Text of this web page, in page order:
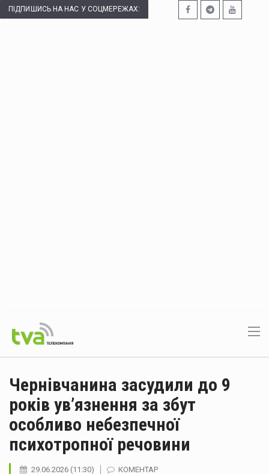
ПІДПИШИСЬ НА НАС У СОЦМЕРЕЖАХ:
Чернівчанина засудили до 9
років ув’язнення за збут
особливо небезпечної
психотропної речовини
29.06.2026 (11:30) КОМЕНТАР